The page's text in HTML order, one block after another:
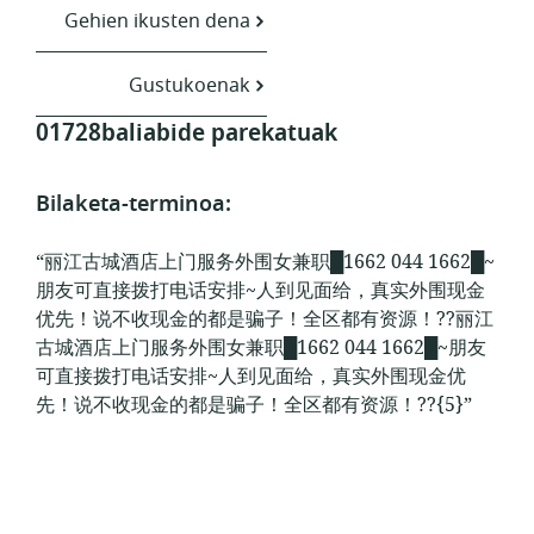
Gehien ikusten dena
Gustukoenak
01728baliabide parekatuak
Bilaketa-terminoa:
“丽江古城酒店上门服务外围女兼职█1662 044 1662█~
朋友可直接拨打电话安排~人到见面给，真实外围现金
优先！说不收现金的都是骗子！全区都有资源！??丽江
古城酒店上门服务外围女兼职█1662 044 1662█~朋友
可直接拨打电话安排~人到见面给，真实外围现金优
先！说不收现金的都是骗子！全区都有资源！??{5}”